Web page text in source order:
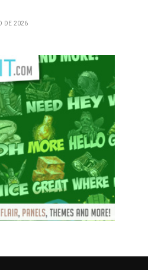
DE 2026